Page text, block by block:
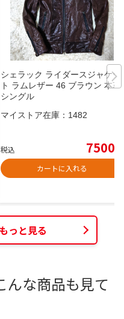
シェラック ライダースジャケッ
ト ラムレザー 46 ブラウン 本革
シングル
マイストア在庫： 1482
税込 7500
カートに入れる
っと見る
んな商品も見て